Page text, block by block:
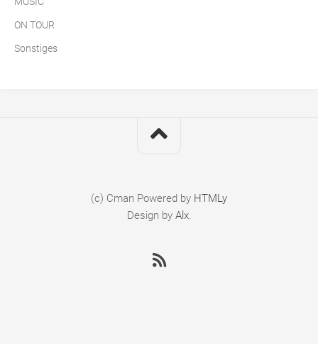
ON TOUR
Sonstiges
(c) Cman Powered by HTMLy
Design by Alx.